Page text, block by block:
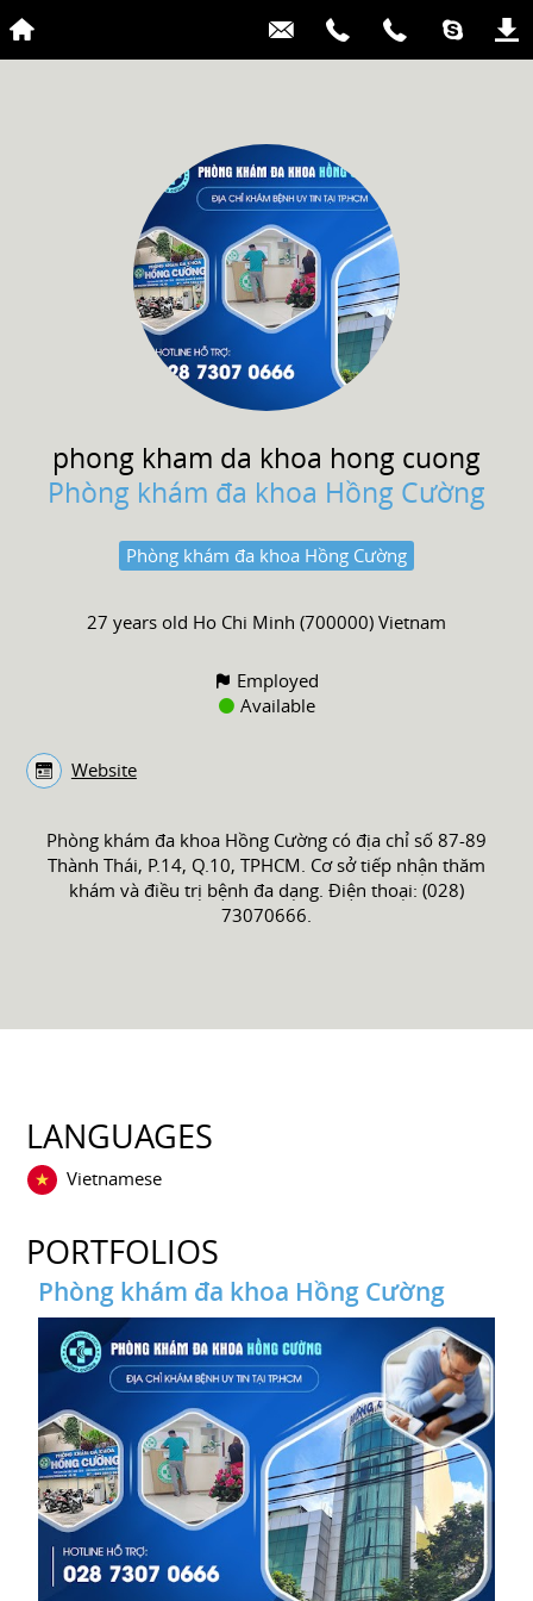
phong kham da khoa hong cuong
Phòng khám đa khoa Hồng Cường
Phòng khám đa khoa Hồng Cường
27 years old Ho Chi Minh (700000) Vietnam
Employed
Available
Website
Phòng khám đa khoa Hồng Cường có địa chỉ số 87-89
Thành Thái, P.14, Q.10, TPHCM. Cơ sở tiếp nhận thăm
khám và điều trị bệnh đa dạng. Điện thoại: (028)
73070666.
LANGUAGES
Vietnamese
PORTFOLIOS
Phòng khám đa khoa Hồng Cường